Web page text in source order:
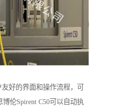
好的界面和操作流程，可
伦Spirent C50可以自动执